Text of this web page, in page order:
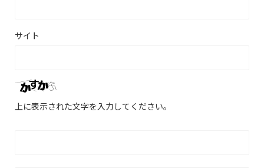
サイト
上に表示された文字を入力してください。